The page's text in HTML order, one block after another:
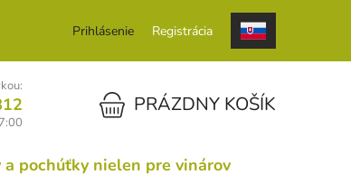
Prihlásenie Registrácia
NÁKUPNÝ KOŠÍKPRÁZDNY KOŠÍK
a pochúťky nielen pre vinárov